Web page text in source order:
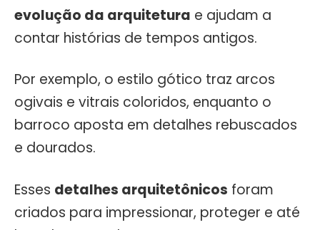
evolução da arquitetura e ajudam a
contar histórias de tempos antigos.
Por exemplo, o estilo gótico traz arcos
ogivais e vitrais coloridos, enquanto o
barroco aposta em detalhes rebuscados
e dourados.
Esses detalhes arquitetônicos foram
criados para impressionar, proteger e até